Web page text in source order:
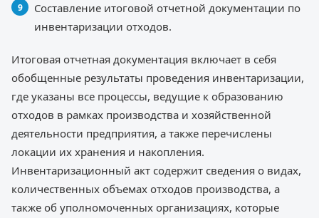
Составление итоговой отчетной документации по
инвентаризации отходов.
Итоговая отчетная документация включает в себя
обобщенные результаты проведения инвентаризации,
где указаны все процессы, ведущие к образованию
отходов в рамках производства и хозяйственной
деятельности предприятия, а также перечислены
локации их хранения и накопления.
Инвентаризационный акт содержит сведения о видах,
количественных объемах отходов производства, а
также об уполномоченных организациях, которые